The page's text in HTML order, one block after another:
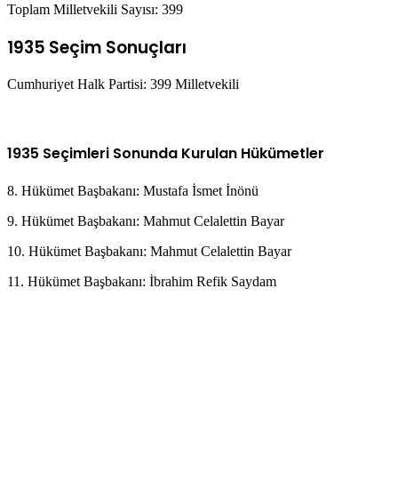
Toplam Milletvekili Sayısı: 399
1935 Seçim Sonuçları
Cumhuriyet Halk Partisi: 399 Milletvekili
1935 Seçimleri Sonunda Kurulan Hükümetler
8. Hükümet Başbakanı: Mustafa İsmet İnönü
9. Hükümet Başbakanı: Mahmut Celalettin Bayar
10. Hükümet Başbakanı: Mahmut Celalettin Bayar
11. Hükümet Başbakanı: İbrahim Refik Saydam